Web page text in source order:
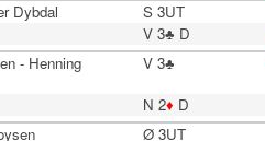
Dybdal
S 3UT
V 3♣ D
- Henning
V 3♣
N 2♦ D
Ø 3UT